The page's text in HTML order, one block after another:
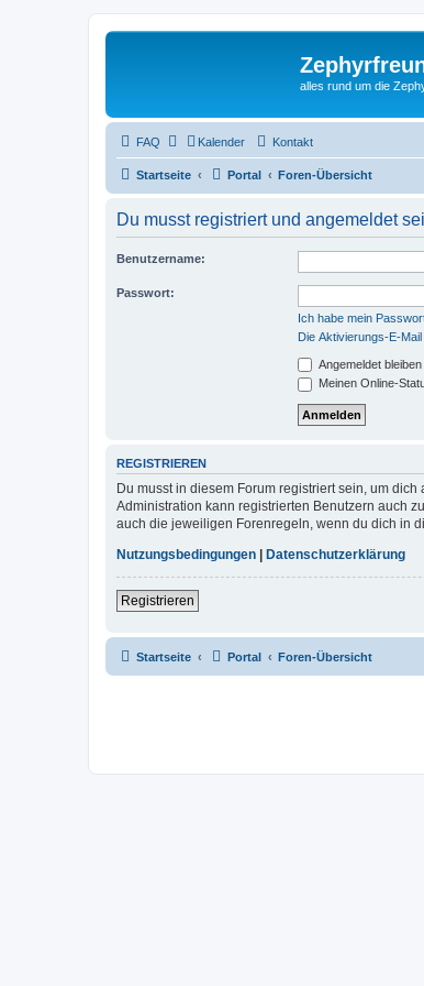
alles rund um die
FAQ Kalender Kontakt
Startseite Portal Foren-Übersicht
Du musst registriert und angemeldet
Benutzername:
Passwort:
Ich habe mein
Die Aktivierungs-E-
Angemeldet bleiben
Meinen Online-
REGISTRIEREN
Du musst in diesem Forum registriert sein, um
Administration kann registrierten Benutzern auch
auch die jeweiligen Forenregeln, wenn du dich in
Nutzungsbedingungen
Datenschutzerklärung
Registrieren
Startseite Portal Foren-Übersicht